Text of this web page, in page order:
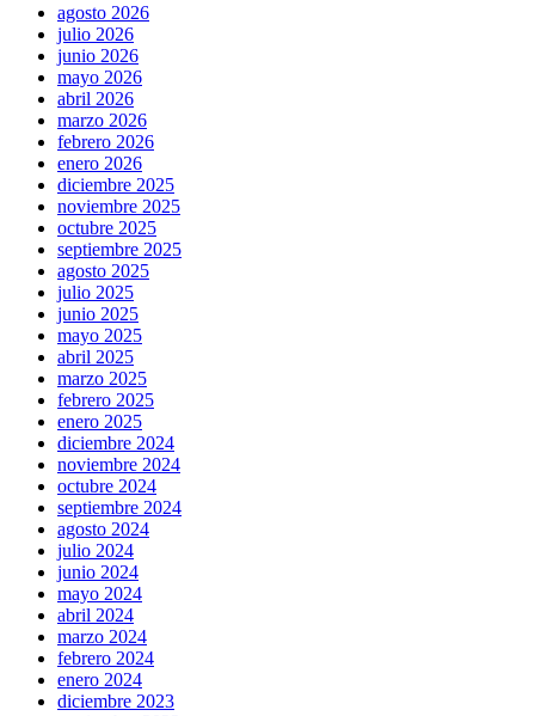
agosto 2026
julio 2026
junio 2026
mayo 2026
abril 2026
marzo 2026
febrero 2026
enero 2026
diciembre 2025
noviembre 2025
octubre 2025
septiembre 2025
agosto 2025
julio 2025
junio 2025
mayo 2025
abril 2025
marzo 2025
febrero 2025
enero 2025
diciembre 2024
noviembre 2024
octubre 2024
septiembre 2024
agosto 2024
julio 2024
junio 2024
mayo 2024
abril 2024
marzo 2024
febrero 2024
enero 2024
diciembre 2023